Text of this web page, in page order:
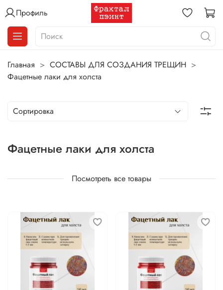
Профиль
Главная
СОСТАВЫ ДЛЯ СОЗДАНИЯ ТРЕЩИН
Фацетные лаки для холста
Фацетные лаки для холста
Посмотреть все товары